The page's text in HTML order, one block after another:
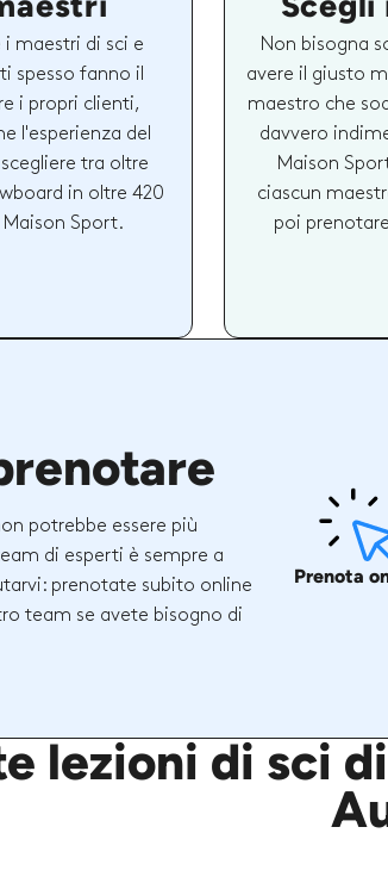
maestri di sci e
spesso fanno il
i propri clienti,
l'esperienza del
tra oltre
in oltre 420
Sport.
Non bisogna
avere il giusto
maestro che
davvero
Maison
ciascun
poi
potrebbe essere più
di esperti è sempre a
prenotate subito online
team se avete bisogno di
Prenota
lezioni di sci